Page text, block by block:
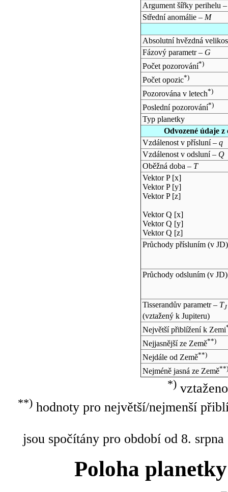
Argument šířky perihelu
Střední anomálie – M
Absolutní hvězdná
Fázový parametr – G
Počet pozorování*)
Počet opozic*)
Pozorována v letech*)
Poslední pozorování*)
Typ planetky
Odvozené údaje
Vzdálenost v přísluní – q
Vzdálenost v odsluní – Q
Oběžná doba – T
Vektor P [x]
Vektor P [y]
Vektor P [z]
Vektor Q [x]
Vektor Q [y]
Vektor Q [z]
Průchody přísluním (v JD)
Průchody odsluním (v JD)
Tisserandův parametr – TJ
(vztažený k Jupiteru)
Největší přiblížení k Zemi
Nejjasnější ze Země**)
Nejdále od Země**)
Nejméně jasná ze Země**)
*)
**)hodnoty pro největší/nejmenší
jsou spočítány pro období od 8.
Poloha